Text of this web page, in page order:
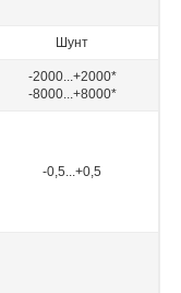
Шунт
-2000...+2000*
-8000...+8000*
-0,5...+0,5